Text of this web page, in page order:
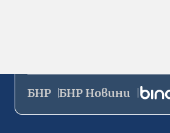
БНР БНР Новини